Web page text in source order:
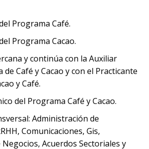
Programa Café.
Programa Cacao.
y continúa con la Auxiliar
Café y Cacao y con el Practicante
y Café.
del Programa Café y Cacao.
Administración de
Comunicaciones, Gis,
Acuerdos Sectoriales y